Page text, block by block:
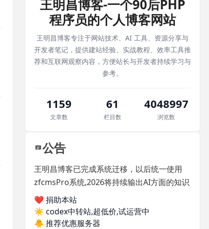
王明昌博客-一个90后PHP
程序员的个人博客网站
王明昌博客专注于网站技术、AI 工具、资源分享与
开发者笔记，提供建站经验、实战教程、效率工具推
荐和互联网观察内容，方便站长与开发者持续学习与
参考。
1159
文章数
61
栏目数
4048997
浏览数
公告
王明昌博客已完成系统迁移，以后统一使用
zfcmsPro系统,2026将持续输出AI方面的知识
❤️ 捐助本站
☀️ codex中转站,超低价,试运营中
🐥 推荐优惠服务器